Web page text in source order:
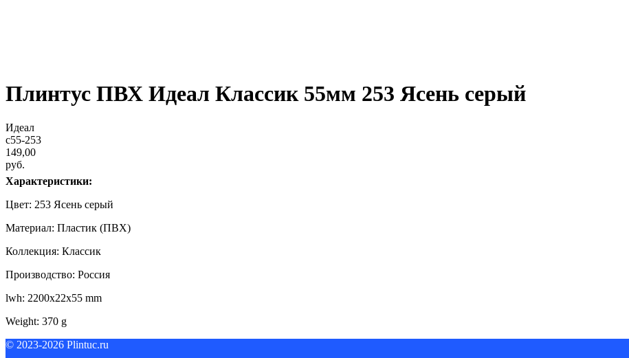
Плинтус ПВХ Идеал Классик 55мм 253 Ясень серый
Идеал
c55-253
149,00
руб.
Характеристики:
Цвет: 253 Ясень серый
Материал: Пластик (ПВХ)
Коллекция: Классик
Производство: Россия
lwh: 2200x22x55 mm
Weight: 370 g
© 2023-2026 Plintuc.ru